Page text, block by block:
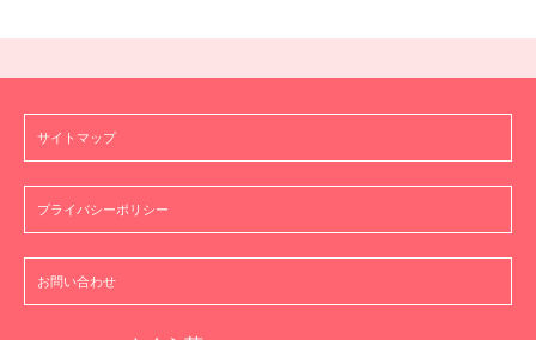
サイトマップ
プライバシーポリシー
お問い合わせ